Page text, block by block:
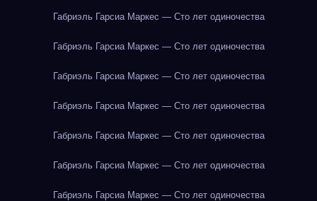
Габриэль Гарсиа Маркес — Сто лет одиночества
Габриэль Гарсиа Маркес — Сто лет одиночества
Габриэль Гарсиа Маркес — Сто лет одиночества
Габриэль Гарсиа Маркес — Сто лет одиночества
Габриэль Гарсиа Маркес — Сто лет одиночества
Габриэль Гарсиа Маркес — Сто лет одиночества
Габриэль Гарсиа Маркес — Сто лет одиночества